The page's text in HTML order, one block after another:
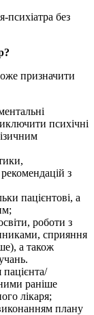
психіатра без
призначити
психічні
з
пацієнтові, а
роботи з
сприяння
а також
раніше
лікаря;
плану